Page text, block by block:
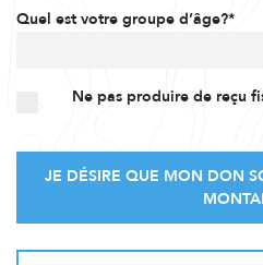
Quel est votre groupe d’âge?*
Ne pas produire de reçu
JE DÉSIRE QUE MON DON